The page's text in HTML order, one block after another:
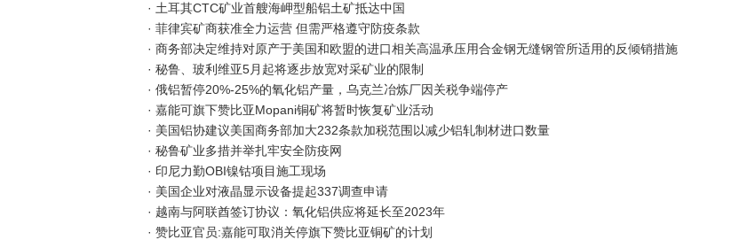
· 土耳其CTC矿业首艘海岬型船铝土矿抵达中国
· 菲律宾矿商获准全力运营 但需严格遵守防疫条款
· 商务部决定维持对原产于美国和欧盟的进口相关高温承压用合金钢无缝钢管所适用的反倾销措施
· 秘鲁、玻利维亚5月起将逐步放宽对采矿业的限制
· 俄铝暂停20%-25%的氧化铝产量，乌克兰冶炼厂因关税争端停产
· 嘉能可旗下赞比亚Mopani铜矿将暂时恢复矿业活动
· 美国铝协建议美国商务部加大232条款加税范围以减少铝轧制材进口数量
· 秘鲁矿业多措并举扎牢安全防疫网
· 印尼力勤OBI镍钴项目施工现场
· 美国企业对液晶显示设备提起337调查申请
· 越南与阿联酋签订协议：氧化铝供应将延长至2023年
· 赞比亚官员:嘉能可取消关停旗下赞比亚铜矿的计划